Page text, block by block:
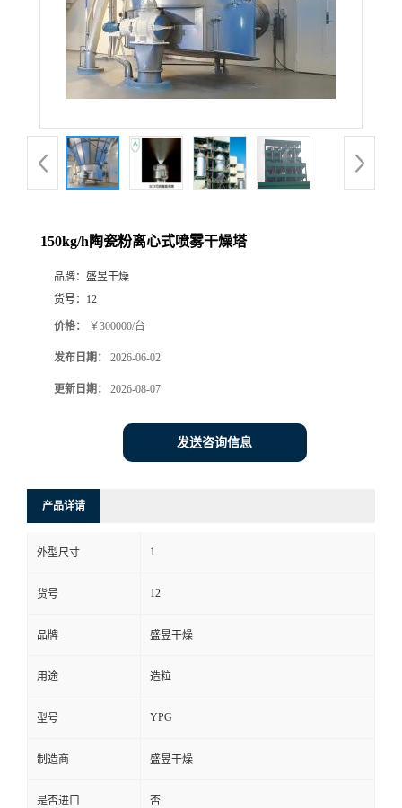
150kg/h陶瓷粉离心式喷雾干燥塔
品牌： 盛昱干燥
货号： 12
价格： ￥300000/台
发布日期： 2026-06-02
更新日期： 2026-08-07
发送咨询信息
产品详请
外型尺寸 1
货号 12
品牌 盛昱干燥
用途 造粒
型号 YPG
制造商 盛昱干燥
是否进口 否